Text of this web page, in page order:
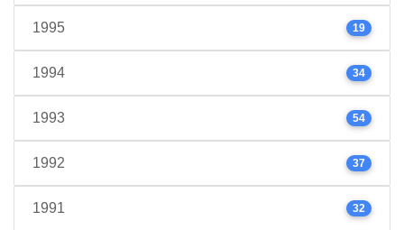
1995 19
1994 34
1993 54
1992 37
1991 32